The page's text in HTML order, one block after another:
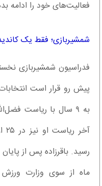
فعالیت‌های خود را ادامه
شمشیربازی؛ فقط یک
فدراسیون شمشیربازی
پیش رو قرار است
ماه از سوی وزارت